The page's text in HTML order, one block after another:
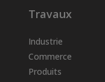
Travaux
Industrie
Commerce
Produits